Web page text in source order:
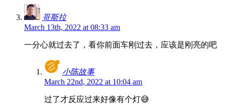
哥斯拉
March 13th, 2022 at 08:33 am
一分心就过去了，看你前面车刚过去，应该是刚亮的吧
小陈故事
March 22nd, 2022 at 10:04 am
过了才反应过来好像有个灯😅